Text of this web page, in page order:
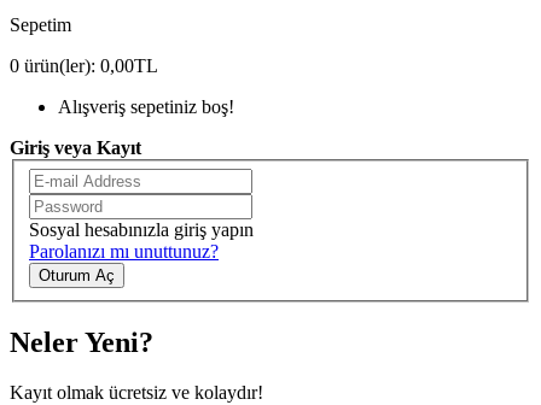
Sepetim
0 ürün(ler): 0,00TL
Alışveriş sepetiniz boş!
Giriş veya Kayıt
Sosyal hesabınızla giriş yapın
Parolanızı mı unuttunuz?
Oturum Aç
Neler Yeni?
Kayıt olmak ücretsiz ve kolaydır!